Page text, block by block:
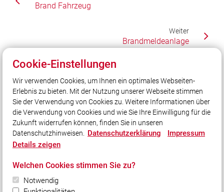
Brand Fahrzeug
Weiter
Brandmeldeanlage
Unser Leitsatz
Gott zur Ehr, dem Nächsten zur Wehr.
Seit 1869.
Social Media
Bleiben Sie mit uns in Kontakt und vernetzen Sie sich
mit uns!
Cookie-Einstellungen
Wir verwenden Cookies, um Ihnen ein optimales Webseiten-
Erlebnis zu bieten. Mit der Nutzung unserer Webseite stimmen
Sie der Verwendung von Cookies zu. Weitere Informationen über
die Verwendung von Cookies und wie Sie Ihre Einwilligung für die
Zukunft widerrufen können, finden Sie in unseren
Datenschutzhinweisen. Datenschutzerklärung
Impressum
Details zeigen
Welchen Cookies stimmen Sie zu?
Notwendig